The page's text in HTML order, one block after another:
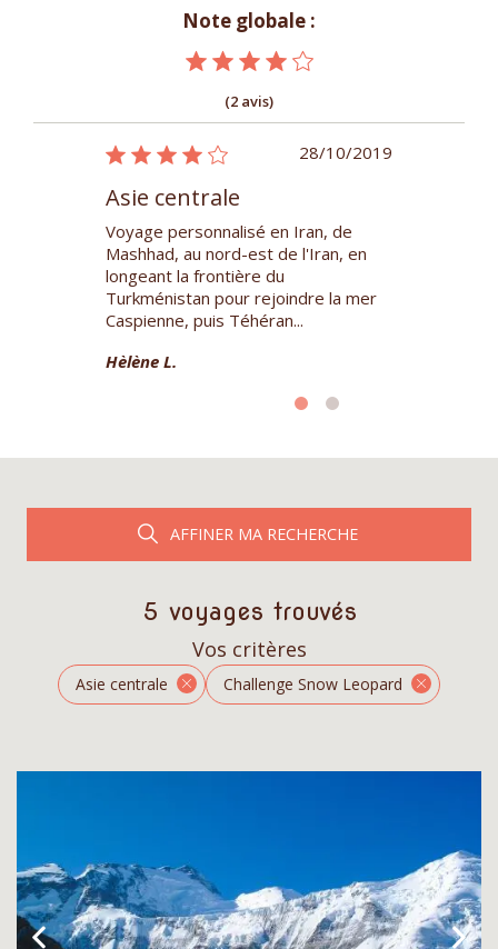
Note globale :
(2 avis)
28/10/2019
Asie centrale
Voyage personnalisé en Iran, de
Mashhad, au nord-est de l'Iran, en
longeant la frontière du
Turkménistan pour rejoindre la mer
Caspienne, puis Téhéran...
Hèlène L.
AFFINER MA RECHERCHE
5 voyages trouvés
Vos critères
Asie centrale Challenge Snow Leopard